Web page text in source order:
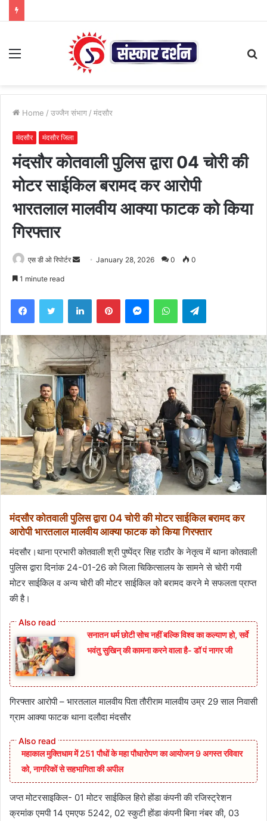
Menu
Home / उज्जैन संभाग / मंदसौर
मंदसौर मंदसौर जिला
मंदसौर कोतवाली पुलिस द्वारा 04 चोरी की
मोटर साईकिल बरामद कर आरोपी
भारतलाल मालवीय आक्या फाटक को किया
गिरफ्तार
एस डी ओ रिपोर्टर
Send January 28, 2026 0 0
1 minute read
FacebookTwitter LinkedInPinterestMessengerWhatsAppTelegram
मंदसौर कोतवाली पुलिस द्वारा 04 चोरी की मोटर साईकिल बरामद कर
आरोपी भारतलाल मालवीय आक्या फाटक को किया गिरफ्तार
मंदसौर।थाना प्रभारी कोतवाली श्री पुष्पेंद्र सिह राठौर के नेतृत्व में थाना कोतवाली
पुलिस द्वारा दिनांक 24-01-26 को जिला चिकित्सालय के सामने से चोरी गयी
मोटर साईकिल व अन्य चोरी की मोटर साईकिल को बरामद करने मे सफलता प्राप्त
की है।
सनातन धर्म छोटी सोच नहीं बल्कि विश्व का कल्याण हो, सर्वे
भवंतु सुखिन् की कामना करने वाला है- डॉ पं नागर जी
गिरफ्तार आरोपी – भारतलाल मालवीय पिता तौरीराम मालवीय उम्र 29 साल निवासी
ग्राम आक्या फाटक थाना दलौदा मंदसौर
महाकाल मुक्तिधाम में 251 पौधों के महा पौधारोपण का आयोजन 9 अगस्त रविवार
को, नागरिकों से सहभागिता की अपील
जप्त मोटरसाइकिल- 01 मोटर साईकिल हिरो होंडा कंपनी की रजिस्ट्रेशन
क्रमांक एमपी 14 एमएफ 5242, 02 स्कुटी होंडा कंपनी बिना नंबर की, 03